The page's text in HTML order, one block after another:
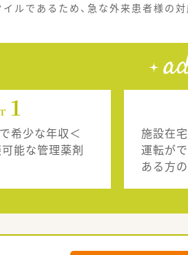
ルであるため、急な外来患者様の
希少な年収＜
能な管理薬剤
施設在
運転が
ある方